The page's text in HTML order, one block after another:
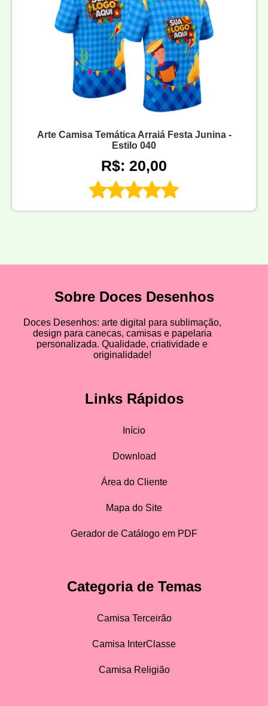
Arte Camisa Temática Arraiá Festa Junina -
Estilo 040
R$: 20,00
Sobre Doces Desenhos
Doces Desenhos: arte digital para sublimação,
design para canecas, camisas e papelaria
personalizada. Qualidade, criatividade e
originalidade!
Links Rápidos
Início
Download
Área do Cliente
Mapa do Site
Gerador de Catálogo em PDF
Categoria de Temas
Camisa Terceirão
Camisa InterClasse
Camisa Religião